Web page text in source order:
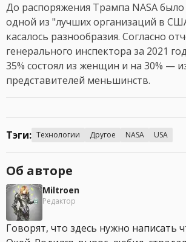
До распоряжения Трампа NASA
одной из "лучших организаций в
касалось разнообразия. Согласно
генерального инспектора за 2021
35% состоял из женщин и на 30% —
представителей меньшинств.
Тэги: Технологии Другое NASA USA
Об авторе
Miltroen
Редактор
Говорят, что здесь нужно написать